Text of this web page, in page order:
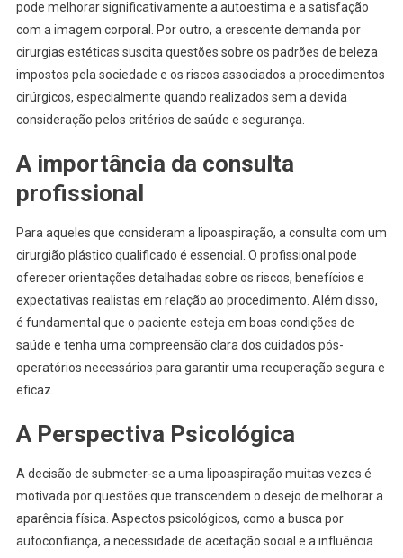
pode melhorar significativamente a autoestima e a satisfação
com a imagem corporal. Por outro, a crescente demanda por
cirurgias estéticas suscita questões sobre os padrões de beleza
impostos pela sociedade e os riscos associados a procedimentos
cirúrgicos, especialmente quando realizados sem a devida
consideração pelos critérios de saúde e segurança.
A importância da consulta
profissional
Para aqueles que consideram a lipoaspiração, a consulta com um
cirurgião plástico qualificado é essencial. O profissional pode
oferecer orientações detalhadas sobre os riscos, benefícios e
expectativas realistas em relação ao procedimento. Além disso,
é fundamental que o paciente esteja em boas condições de
saúde e tenha uma compreensão clara dos cuidados pós-
operatórios necessários para garantir uma recuperação segura e
eficaz.
A Perspectiva Psicológica
A decisão de submeter-se a uma lipoaspiração muitas vezes é
motivada por questões que transcendem o desejo de melhorar a
aparência física. Aspectos psicológicos, como a busca por
autoconfiança, a necessidade de aceitação social e a influência